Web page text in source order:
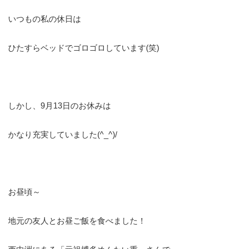
いつもの私の休日は
ひたすらベッドでゴロゴロしています(笑)
しかし、9月13日のお休みは
かなり充実していました(^_^)/
お昼頃～
地元の友人とお昼ご飯を食べました！